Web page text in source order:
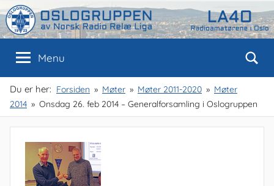
Skip
to
content
Oslogruppen
av
NRRL
Oslo
Menu
Du er her: Forsiden Møter Møter 2011-2020
Møter
2014
Onsdag 26. feb 2014 – Generalforsamling i Oslogruppen